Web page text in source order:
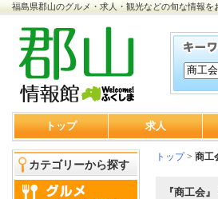
福島県郡山のグルメ・求人・観光などの旬な情報を
トップ 求人
カテゴリーから探す
トップ> 商工
『商工会